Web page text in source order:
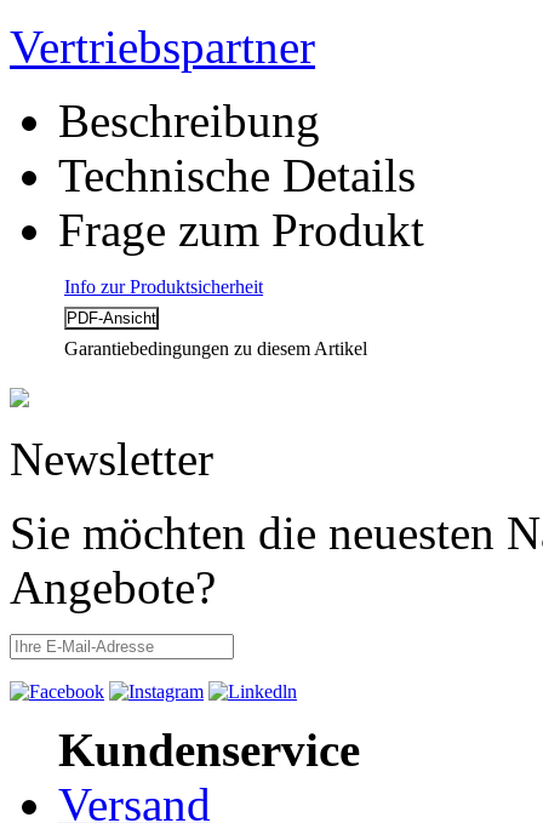
Vertriebspartner
Beschreibung
Technische Details
Frage zum Produkt
Info zur Produktsicherheit
Garantiebedingungen zu diesem Artikel
Newsletter
Sie möchten die neuesten
Angebote?
Kundenservice
Versand